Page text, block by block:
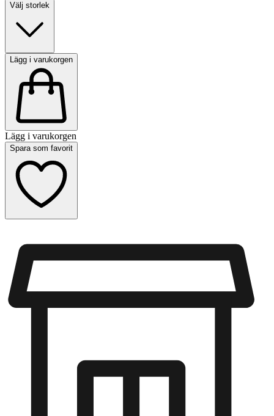
Välj storlek
Lägg i varukorgen
Lägg i varukorgen
Spara som favorit